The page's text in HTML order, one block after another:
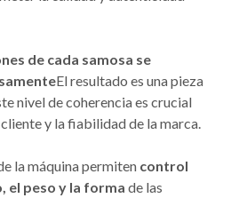
de cada samosa se
El resultado es una pieza
nivel de coherencia es crucial
y la fiabilidad de la marca.
la máquina permiten control
el peso y la forma de las